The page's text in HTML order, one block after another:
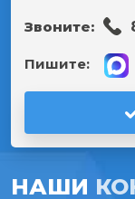
Звоните:
Пишите:
НАШИ